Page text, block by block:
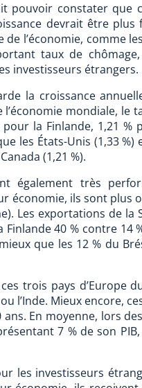
pouvoir constater que
devrait être plus
l’économie, comme
taux de
investisseurs étrangers.
la croissance
mondiale, le
la Finlande, 1,21 %
les États-Unis (1,33 %)
(1,21 %).
également très
économie, ils sont plus
Les exportations de
40 % contre 14
que les 12 % du
trois pays d’Europe
l’Inde. Mieux encore,
En moyenne, lors
7 % de son
les investisseurs